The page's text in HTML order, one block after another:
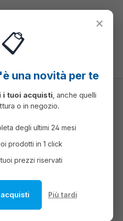
REGALO E FESTA
E FESTA
×
📋
una novità per te
i tuoi acquisti, anche quelli
o in negozio.
degli ultimi 24 mesi
prodotti in 1 click
prezzi riservati
Più tardi